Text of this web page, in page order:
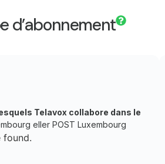
d’abonnement
Telavox collabore dans le
eller POST Luxembourg
found.